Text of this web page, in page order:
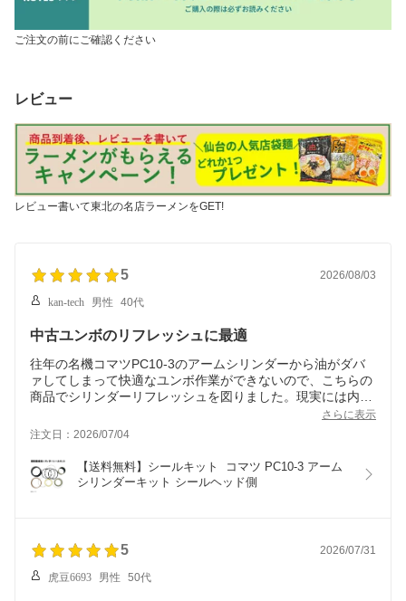
ご注文の前にご確認ください
レビュー
レビュー書いて東北の名店ラーメンをGET!
5 2026/08/03
kan-tech 男性 40代
中古ユンボのリフレッシュに最適
往年の名機コマツPC10-3のアームシリンダーから油がダバ
ァしてしまって快適なユンボ作業ができないので、こちらの
商品でシリンダーリフレッシュを図りました。現実には内部
のピストンリング関係も購入した方がいいのでしょうが、今
回は予算の関係と機器の使用頻度を加味してキャップ部分の
していたユンボ作業も迅速に終了。（やはり動きにも影響が
あったらしく、交換後はスムーズなシリンダーの動きになり
ました。）交換作業自体は・・・少し工具と力が要ります
また漏れがひどくなったらこちらでシールキットを購入しよ
うと思います。
さらに表示
注文日：2026/07/04
【送料無料】シールキット  コマツ PC10-3 アーム
シリンダーキット シールヘッド側
5 2026/07/31
虎豆6693 男性 50代